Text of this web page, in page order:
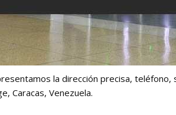
la dirección precisa, teléfono,
Caracas, Venezuela.